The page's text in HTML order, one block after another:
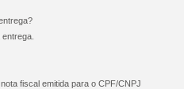
fiscal emitida para o CPF/CNPJ